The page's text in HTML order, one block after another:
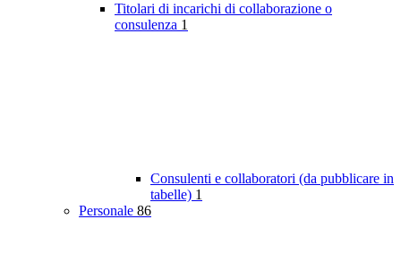
Titolari di incarichi di collaborazione o
consulenza 1
Consulenti e collaboratori (da pubblicare in
tabelle) 1
Personale 86